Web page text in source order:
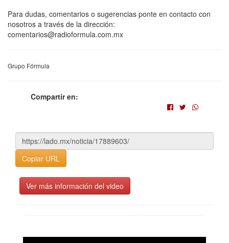
Para dudas, comentarios o sugerencias ponte en contacto con
nosotros a través de la dirección:
comentarios@radioformula.com.mx
Grupo Fórmula
Compartir en:
Copiar URL
Ver más información del video